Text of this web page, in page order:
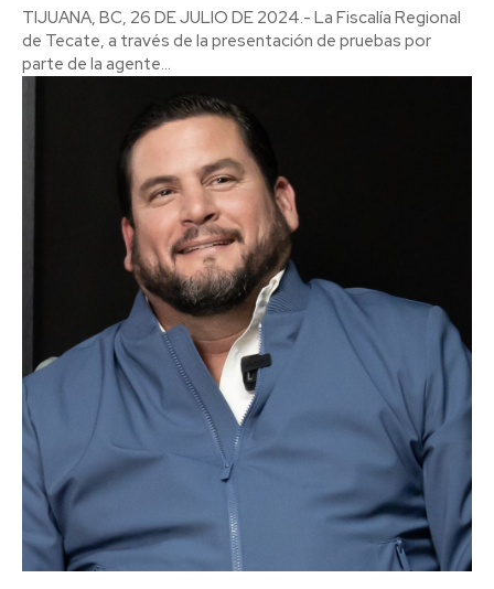
TIJUANA, BC, 26 DE JULIO DE 2024.- La Fiscalía Regional
de Tecate, a través de la presentación de pruebas por
parte de la agente...